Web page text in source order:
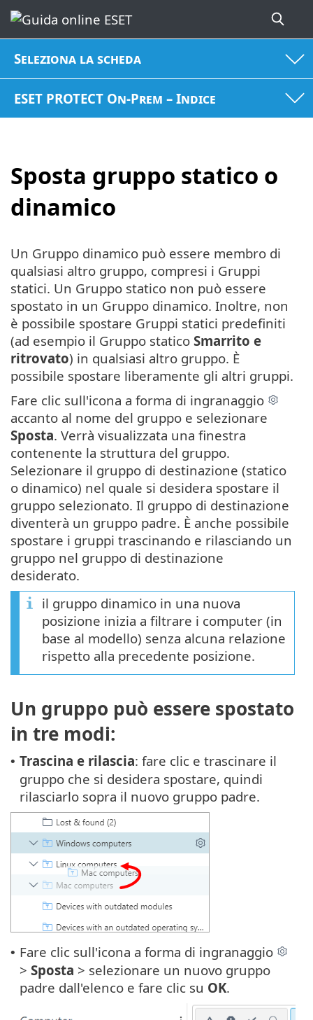
Seleziona la scheda
ESET PROTECT On-Prem – Indice
Sposta gruppo statico o
dinamico
Un Gruppo dinamico può essere membro di
qualsiasi altro gruppo, compresi i Gruppi
statici. Un Gruppo statico non può essere
spostato in un Gruppo dinamico. Inoltre, non
è possibile spostare Gruppi statici predefiniti
(ad esempio il Gruppo statico Smarrito e
ritrovato) in qualsiasi altro gruppo. È
possibile spostare liberamente gli altri gruppi.
Fare clic sull'icona a forma di ingranaggio
accanto al nome del gruppo e selezionare
Sposta. Verrà visualizzata una finestra
contenente la struttura del gruppo.
Selezionare il gruppo di destinazione (statico
o dinamico) nel quale si desidera spostare il
gruppo selezionato. Il gruppo di destinazione
diventerà un gruppo padre. È anche possibile
spostare i gruppi trascinando e rilasciando un
gruppo nel gruppo di destinazione
desiderato.
il gruppo dinamico in una nuova
posizione inizia a filtrare i computer (in
base al modello) senza alcuna relazione
rispetto alla precedente posizione.
Un gruppo può essere spostato
in tre modi:
• Trascina e rilascia: fare clic e trascinare il
gruppo che si desidera spostare, quindi
rilasciarlo sopra il nuovo gruppo padre.
• Fare clic sull'icona a forma di ingranaggio
> Sposta > selezionare un nuovo gruppo
padre dall'elenco e fare clic su OK.